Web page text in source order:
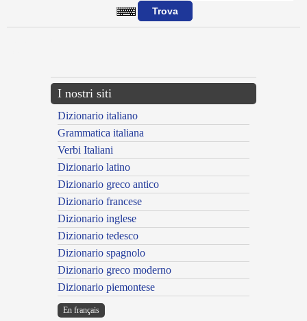
I nostri siti
Dizionario italiano
Grammatica italiana
Verbi Italiani
Dizionario latino
Dizionario greco antico
Dizionario francese
Dizionario inglese
Dizionario tedesco
Dizionario spagnolo
Dizionario greco moderno
Dizionario piemontese
En français